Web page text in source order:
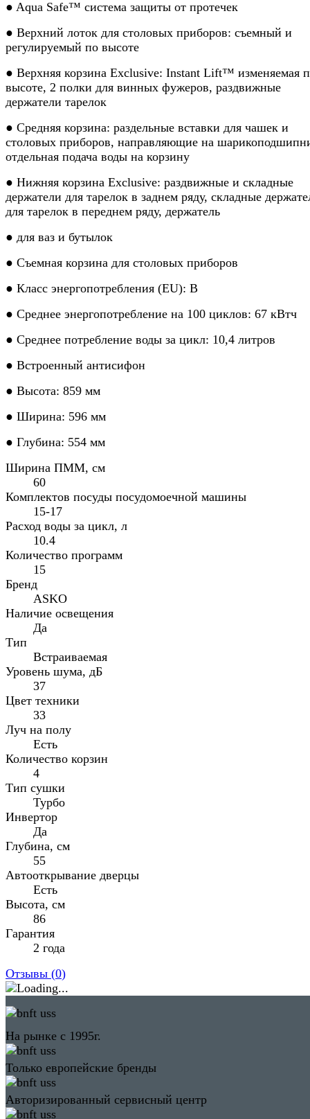
● Aqua Safe™ система защиты от протечек
● Верхний лоток для столовых приборов: съемный и
регулируемый по высоте
● Верхняя корзина Exclusive: Instant Lift™ изменяемая
высоте, 2 полки для винных фужеров, раздвижные
держатели тарелок
● Средняя корзина: раздельные вставки для чашек и
столовых приборов, направляющие на
отдельная подача воды на корзину
● Нижняя корзина Exclusive: раздвижные и складные
держатели для тарелок в заднем ряду, складные
для тарелок в переднем ряду, держатель
● для ваз и бутылок
● Съемная корзина для столовых приборов
● Класс энергопотребления (EU): В
● Среднее энергопотребление на 100 циклов: 67 кВтч
● Среднее потребление воды за цикл: 10,4 литров
● Встроенный антисифон
● Высота: 859 мм
● Ширина: 596 мм
● Глубина: 554 мм
Ширина ПММ, см
60
Комплектов посуды посудомоечной машины
15-17
Расход воды за цикл, л
10.4
Количество программ
15
Бренд
ASKO
Наличие освещения
Да
Тип
Встраиваемая
Уровень шума, дБ
37
Цвет техники
33
Луч на полу
Есть
Количество корзин
4
Тип сушки
Турбо
Инвертор
Да
Глубина, см
55
Автооткрывание дверцы
Есть
Высота, см
86
Гарантия
2 года
Отзывы (0)
На рынке с 1995г.
Только европейские бренды
Авторизированный сервисный центр